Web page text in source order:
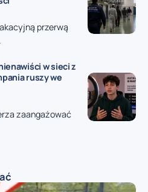
przerwą
w sieci z
ruszy we
zaangażować